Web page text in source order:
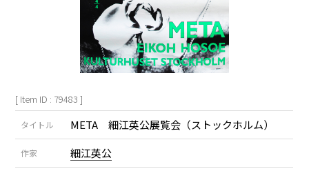
[ Item ID : 79483 ]
タイトル META 細江英公展覧会（ストックホルム）
作家 細江英公